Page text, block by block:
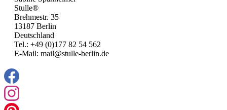
Stulle®
Brehmestr. 35
13187 Berlin
Deutschland
Tel.: +49 (0)177 82 54 562
E-Mail: mail@stulle-berlin.de